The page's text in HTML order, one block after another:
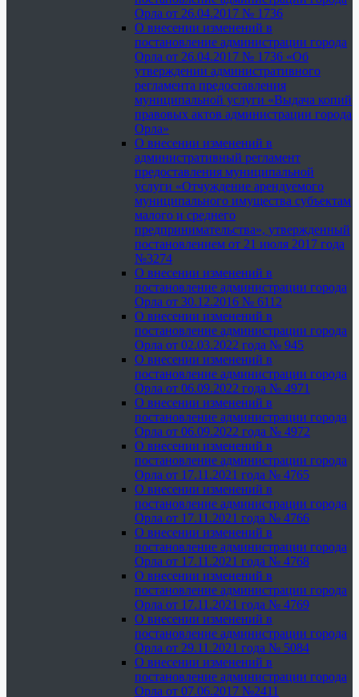
Орла от 26.04.2017 № 1736
О внесении изменений в
постановление администрации города
Орла от 26.04.2017 № 1736 «Об
утверждении административного
регламента предоставления
муниципальной услуги «Выдача копий
правовых актов администрации города
Орла»
О внесении изменений в
административный регламент
предоставления муниципальной
услуги «Отчуждение арендуемого
муниципального имущества субъектам
малого и среднего
предпринимательства», утвержденный
постановлением от 21 июля 2017 года
№3274
О внесении изменений в
постановление администрации города
Орла от 30.12.2016 № 6112
О внесении изменений в
постановление администрации города
Орла от 02.03.2022 года № 945
О внесении изменений в
постановление администрации города
Орла от 06.09.2022 года № 4971
О внесении изменений в
постановление администрации города
Орла от 06.09.2022 года № 4972
О внесении изменений в
постановление администрации города
Орла от 17.11.2021 года № 4765
О внесении изменений в
постановление администрации города
Орла от 17.11.2021 года № 4766
О внесении изменений в
постановление администрации города
Орла от 17.11.2021 года № 4768
О внесении изменений в
постановление администрации города
Орла от 17.11.2021 года № 4769
О внесении изменений в
постановление администрации города
Орла от 29.11.2021 года № 5084
О внесении изменений в
постановление администрации города
Орла от 07.06.2017 №2411